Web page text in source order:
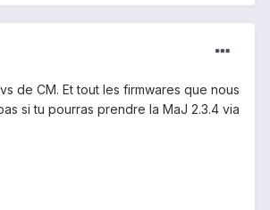
de CM. Et tout les firmwares que nous
si tu pourras prendre la MaJ 2.3.4 via